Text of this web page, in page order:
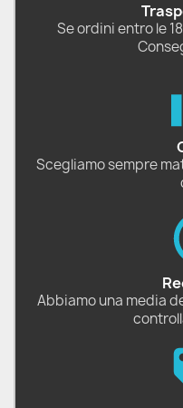
Se ordini entro le
Scegliamo sempre
Abbiamo una media